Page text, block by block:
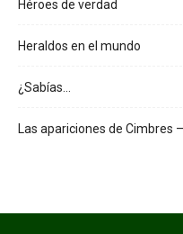
Héroes de verdad
Heraldos en el mundo
¿Sabías…
Las apariciones de Cimbres